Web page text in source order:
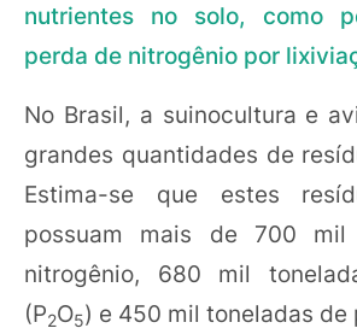
nutrientes no solo, como
perda de nitrogênio por
No Brasil, a suinocultura e
grandes quantidades de
Estima-se que estes
possuam mais de 700 mil
nitrogênio, 680 mil
(P2O5) e 450 mil toneladas de